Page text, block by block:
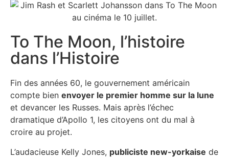
To The Moon, l’histoire
dans l’Histoire
Fin des années 60, le gouvernement américain
compte bien envoyer le premier homme sur la lune
et devancer les Russes. Mais après l’échec
dramatique d’Apollo 1, les citoyens ont du mal à
croire au projet.
L’audacieuse Kelly Jones, publiciste new-yorkaise de